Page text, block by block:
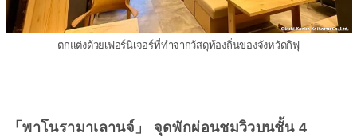
ตกแต่งด้วยเฟอร์นิเจอร์ที่ทำจากวัสดุท้องถิ่นของจังหวัดกิฟุ
「พาโนรามาเลานจ์」 จุดพักผ่อนชมวิวบนชั้น 4